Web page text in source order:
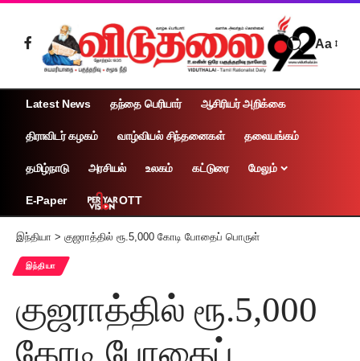
Aa
Latest News தந்தை பெரியார் ஆசிரியர் அறிக்கை
திராவிடர் கழகம் வாழ்வியல் சிந்தனைகள் தலையங்கம்
தமிழ்நாடு அரசியல் உலகம் கட்டுரை மேலும்
E-Paper OTT
இந்தியா > குஜராத்தில் ரூ.5,000 கோடி போதைப் பொருள்
இந்தியா
குஜராத்தில் ரூ.5,000
கோடி போதைப்